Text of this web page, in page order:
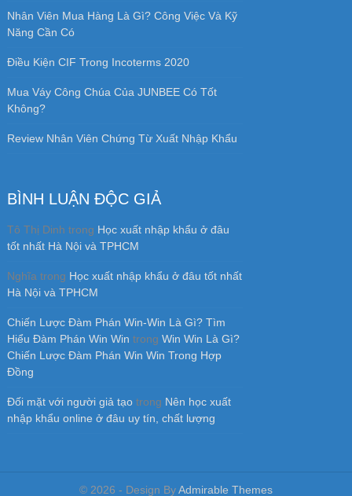
Hiểu Đàm Phán Win Win
trong Win Win Là Gì?
Chiến Lược Đàm Phán Win Win Trong Hợp
Đồng
Đối mặt với người giả tạo
nhập khẩu online ở đâu uy tín, chất lượng